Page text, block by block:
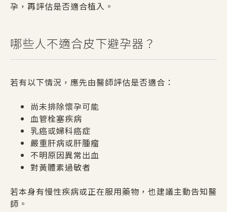
孕，再評估是否適合植入。
哪些人不適合皮下避孕器？
若有以下情況，應先由醫師評估是否適合：
尚未排除懷孕可能
血管栓塞疾病
乳癌或婦科癌症
嚴重肝病或肝腫瘤
不明原因異常出血
對黃體素過敏者
若本身有慢性疾病或正在服用藥物，也建議主動告知醫
師。